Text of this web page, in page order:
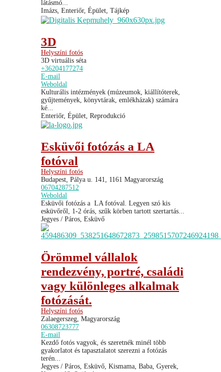
látásmó...
Imázs, Enteriőr, Épület, Tájkép
3D
Helyszíni fotós
3D virtuális séta
+36204177274
E-mail
Weboldal
Kulturális intézmények (múzeumok, kiállítóterek,
gyűjtemények, könyvtárak, emlékházak) számára
ké...
Enteriőr, Épület, Reprodukció
Esküvői fotózás a LA
fotóval
Helyszíni fotós
Budapest, Pálya u. 141, 1161 Magyarország
06704287512
Weboldal
Esküvői fotózás a LA fotóval. Legyen szó kis
esküvőről, 1-2 órás, szűk körben tartott szertartás...
Jegyes / Páros, Esküvő
Örömmel vállalok
rendezvény, portré, családi
vagy különleges alkalmak
fotózását.
Helyszíni fotós
Zalaegerszeg, Magyarország
06308723777
E-mail
Kezdő fotós vagyok, és szeretnék minél több
gyakorlatot és tapasztalatot szerezni a fotózás
terén...
Jegyes / Páros, Esküvő, Kismama, Baba, Gyerek,